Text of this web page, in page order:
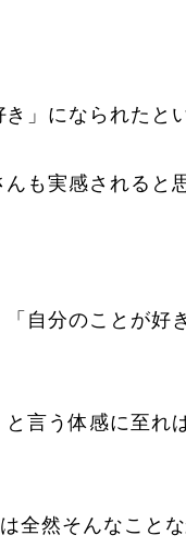
」になられたと
も実感されると
自分のことが好
言う体感に至れ
全然そんなこと